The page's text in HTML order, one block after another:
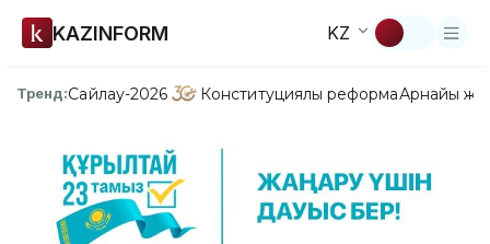
KAZINFORM KZ
Тренд:Сайлау-2026 Конституциялық реформаАрнайы